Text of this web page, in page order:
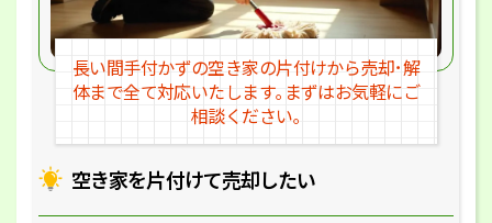
空き家を片付けて売却したい
長い間手付かずの空き家の片付けから売却･解
体まで全て対応いたします｡ まずはお気軽にご
相談ください｡